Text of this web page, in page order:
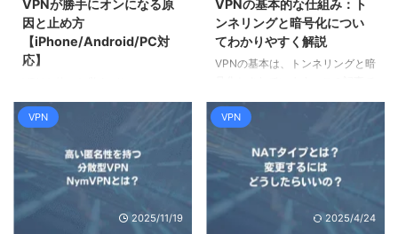
VPNが勝手にオンになる原
因と止め方
【iPhone/Android/PC対
応】
iPhoneやAndroidの設定画面に
「VPN」と表示されている。オフ
にしても、気づくとまたオンに戻
っている。 この記事では、VPN
が勝手にオンになる原因を「なぜ
そうなるのか」から解説し、
iPhone・Android・Windows・
Macそれぞれの止め方を具体的な
VPNの基本的な仕組み：ト
ンネリングと暗号化につい
てわかりやすく解説
VPNの基本は、トンネリングと暗
は、トンネリングと暗号化の仕組
みについて、概念がわかるよう
に、なるべく分かりやすく図解し
ていきます。 ポイント トンネリ
ングとは カプセル化とは 共通鍵
暗号とは 公開鍵暗号とは VPNの
トンネリングの仕組み トンネリ
ングとカプセル化、そしてネット
VPN
2025/11/19
VPN
2025/4/24